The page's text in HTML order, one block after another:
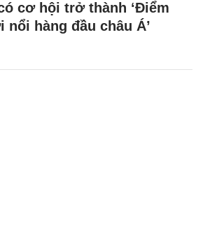
cơ hội trở thành ‘Điểm
hàng đầu châu Á’